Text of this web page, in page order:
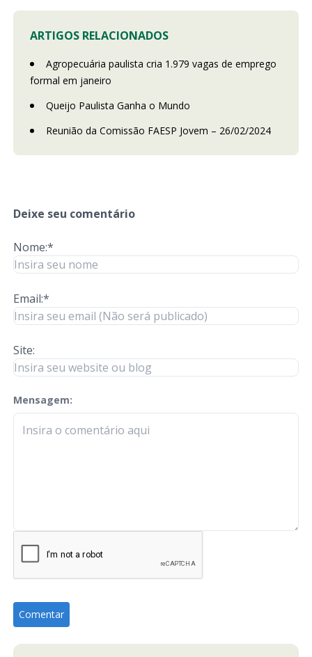
ARTIGOS RELACIONADOS
Agropecuária paulista cria 1.979 vagas de emprego
formal em janeiro
Queijo Paulista Ganha o Mundo
Reunião da Comissão FAESP Jovem – 26/02/2024
Deixe seu comentário
Nome:*
Email:*
Site:
Mensagem:
check-terms